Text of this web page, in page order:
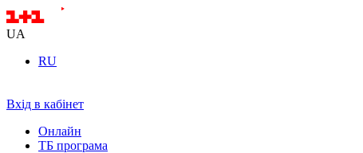
UA
RU
Вхід в кабінет
Онлайн
ТБ програма